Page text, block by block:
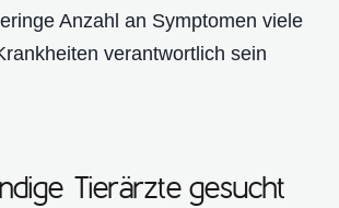
Anzahl an Symptomen viele
verantwortlich sein
Tierärzte gesucht